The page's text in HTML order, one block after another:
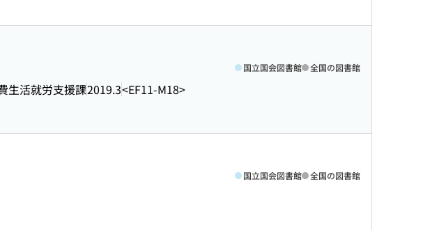
生活就労支援課2019.3<EF11-M18>
国立国会図書館 全国の図書館
国立国会図書館 全国の図書館